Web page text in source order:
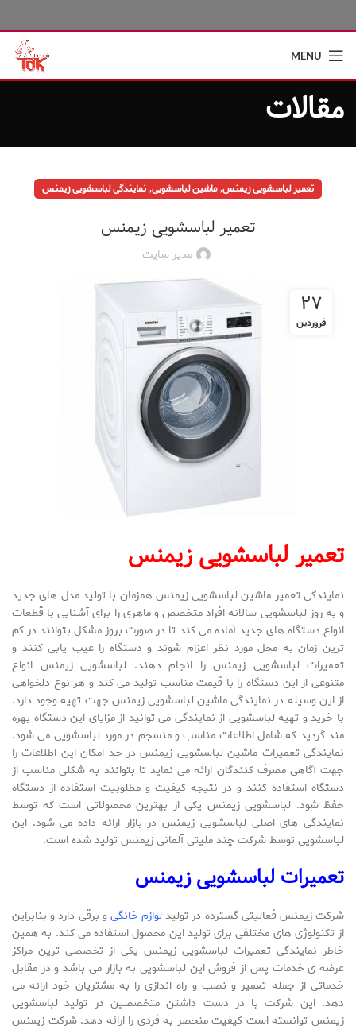
MENU
مقالات
تعمیر لباسشویی زیمنس,ماشین لباسشویی, نمایندگی لباسشویی زیمنس
تعمیر لباسشویی زیمنس
مدیر سایت
۲۷
فروردین
تعمیر لباسشویی زیمنس
نمایندگی تعمیر ماشین لباسشویی زیمنس همزمان با تولید مدل های جدید
و به روز لباسشویی سالانه افراد متخصص و ماهری را برای آشنایی با قطعات
انواع دستگاه های جدید آماده می کند تا در صورت بروز مشکل بتوانند در کم
ترین زمان به محل مورد نظر اعزام شوند و دستگاه را عیب یابی کنند و
تعمیرات لباسشویی زیمنس را انجام دهند. لباسشویی زیمنس انواع
متنوعی از این دستگاه را با قیمت مناسب تولید می کند و هر نوع دلخواهی
از این وسیله در نمایندگی ماشین لباسشویی زیمنس جهت تهیه وجود دارد.
با خرید و تهیه لباسشویی از نمایندگی می توانید از مزایای این دستگاه بهره
مند گردید که شامل اطلاعات مناسب و منسجم در مورد لباسشویی می شود.
نمایندگی تعمیرات ماشین لباسشویی زیمنس در حد امکان این اطلاعات را
جهت آگاهی مصرف کنندگان ارائه می نماید تا بتوانند به شکلی مناسب از
دستگاه استفاده کنند و در نتیجه کیفیت و مطلوبیت استفاده از دستگاه
حفظ شود. لباسشویی زیمنس یکی از بهترین محصولاتی است که توسط
نمایندگی های اصلی لباسشویی زیمنس در بازار ارائه داده می شود. این
لباسشویی توسط شرکت چند ملیتی آلمانی زیمنس تولید شده است.
تعمیرات لباسشویی زیمنس
شرکت زیمنس فعالیتی گسترده در تولیدلوازم خانگیو برقی دارد و بنابراین
از تکنولوژی های مختلفی برای تولید این محصول استفاده می کند. به همین
خاطر نمایندگی تعمیرات لباسشویی زیمنس یکی از تخصصی ترین مراکز
عرضه ی خدمات پس از فروش این لباسشویی به بازار می باشد و در مقابل
خدماتی از جمله تعمیر و نصب و راه اندازی را به مشتریان خود ارائه می
دهد. این شرکت با در دست داشتن متخصصین در تولید لباسشویی
زیمنس توانسته است کیفیت منحصر به فردی را ارائه دهد. شرکت زیمنس